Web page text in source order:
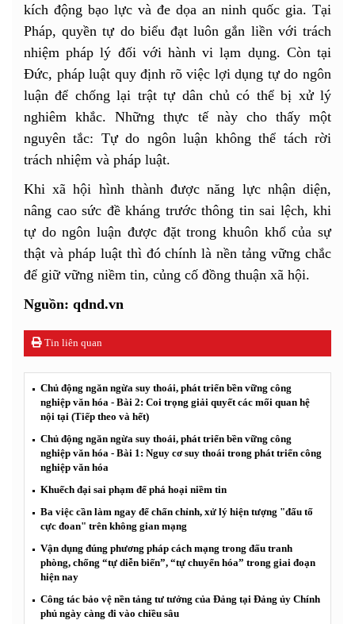
kích động bạo lực và đe dọa an ninh quốc gia. Tại
Pháp, quyền tự do biểu đạt luôn gắn liền với trách
nhiệm pháp lý đối với hành vi lạm dụng. Còn tại
Đức, pháp luật quy định rõ việc lợi dụng tự do ngôn
luận để chống lại trật tự dân chủ có thể bị xử lý
nghiêm khắc. Những thực tế này cho thấy một
nguyên tắc: Tự do ngôn luận không thể tách rời
trách nhiệm và pháp luật.
Khi xã hội hình thành được năng lực nhận diện,
nâng cao sức đề kháng trước thông tin sai lệch, khi
tự do ngôn luận được đặt trong khuôn khổ của sự
thật và pháp luật thì đó chính là nền tảng vững chắc
để giữ vững niềm tin, củng cố đồng thuận xã hội.
Nguồn: qdnd.vn
Tin liên quan
Chủ động ngăn ngừa suy thoái, phát triển bền vững công
nghiệp văn hóa - Bài 2: Coi trọng giải quyết các mối quan hệ
nội tại (Tiếp theo và hết)
Chủ động ngăn ngừa suy thoái, phát triển bền vững công
nghiệp văn hóa - Bài 1: Nguy cơ suy thoái trong phát triển công
nghiệp văn hóa
Khuếch đại sai phạm để phá hoại niềm tin
Ba việc cần làm ngay để chấn chỉnh, xử lý hiện tượng "đấu tố
cực đoan" trên không gian mạng
Vận dụng đúng phương pháp cách mạng trong đấu tranh
phòng, chống “tự diễn biến”, “tự chuyển hóa” trong giai đoạn
hiện nay
Công tác bảo vệ nền tảng tư tưởng của Đảng tại Đảng ủy Chính
phủ ngày càng đi vào chiều sâu